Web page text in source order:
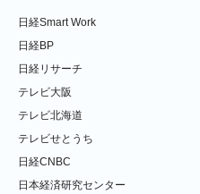
日経Smart Work
日経BP
日経リサーチ
テレビ大阪
テレビ北海道
テレビせとうち
日経CNBC
日本経済研究センター